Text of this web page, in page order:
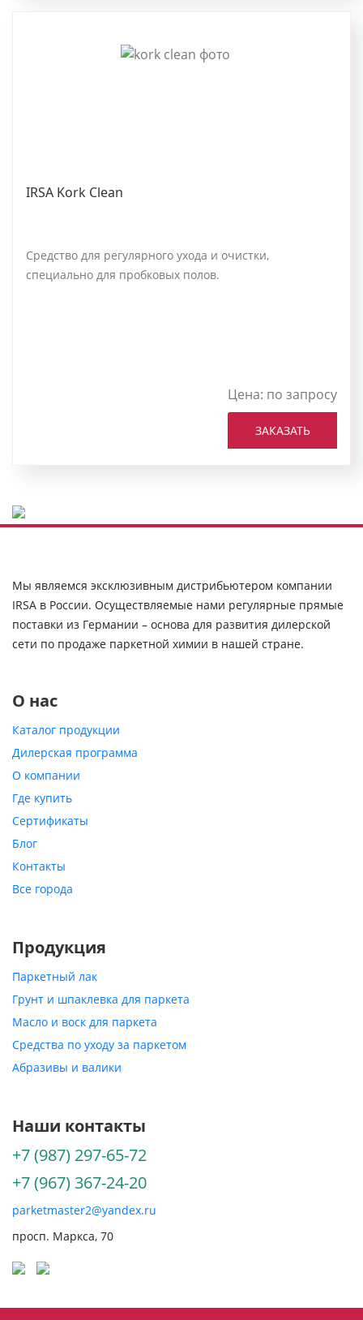
IRSA Kork Clean
Средство для регулярного ухода и очистки,
специально для пробковых полов.
Цена: по запросу
ЗАКАЗАТЬ
Мы являемся эксклюзивным дистрибьютером компании
IRSA в России. Осуществляемые нами регулярные прямые
поставки из Германии – основа для развития дилерской
сети по продаже паркетной химии в нашей стране.
О нас
Каталог продукции
Дилерская программа
О компании
Где купить
Сертификаты
Блог
Контакты
Все города
Продукция
Паркетный лак
Грунт и шпаклевка для паркета
Масло и воск для паркета
Средства по уходу за паркетом
Абразивы и валики
Наши контакты
+7 (987) 297-65-72
+7 (967) 367-24-20
parketmaster2@yandex.ru
просп. Маркса, 70